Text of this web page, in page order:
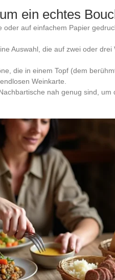
ein echtes
oder auf einfachem Papier
Auswahl, die auf zwei oder
die in einem Topf (dem
Weinkarte.
nah genug sind,